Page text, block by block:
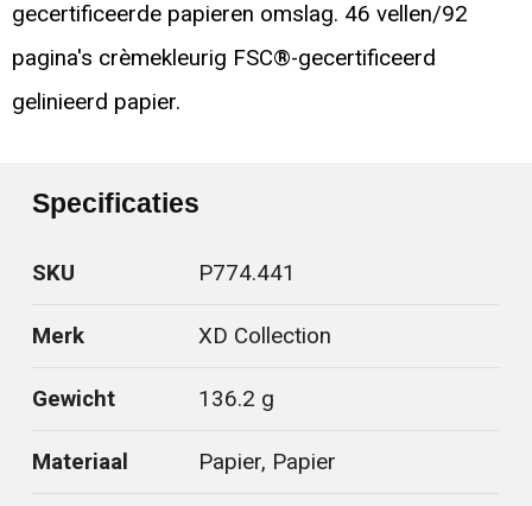
gecertificeerde papieren omslag. 46 vellen/92
pagina's crèmekleurig FSC®-gecertificeerd
gelinieerd papier.
Specificaties
SKU P774.441
Merk XD Collection
Gewicht 136.2 g
Materiaal Papier, Papier